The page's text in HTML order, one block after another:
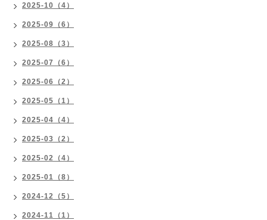
2025-10（4）
2025-09（6）
2025-08（3）
2025-07（6）
2025-06（2）
2025-05（1）
2025-04（4）
2025-03（2）
2025-02（4）
2025-01（8）
2024-12（5）
2024-11（1）